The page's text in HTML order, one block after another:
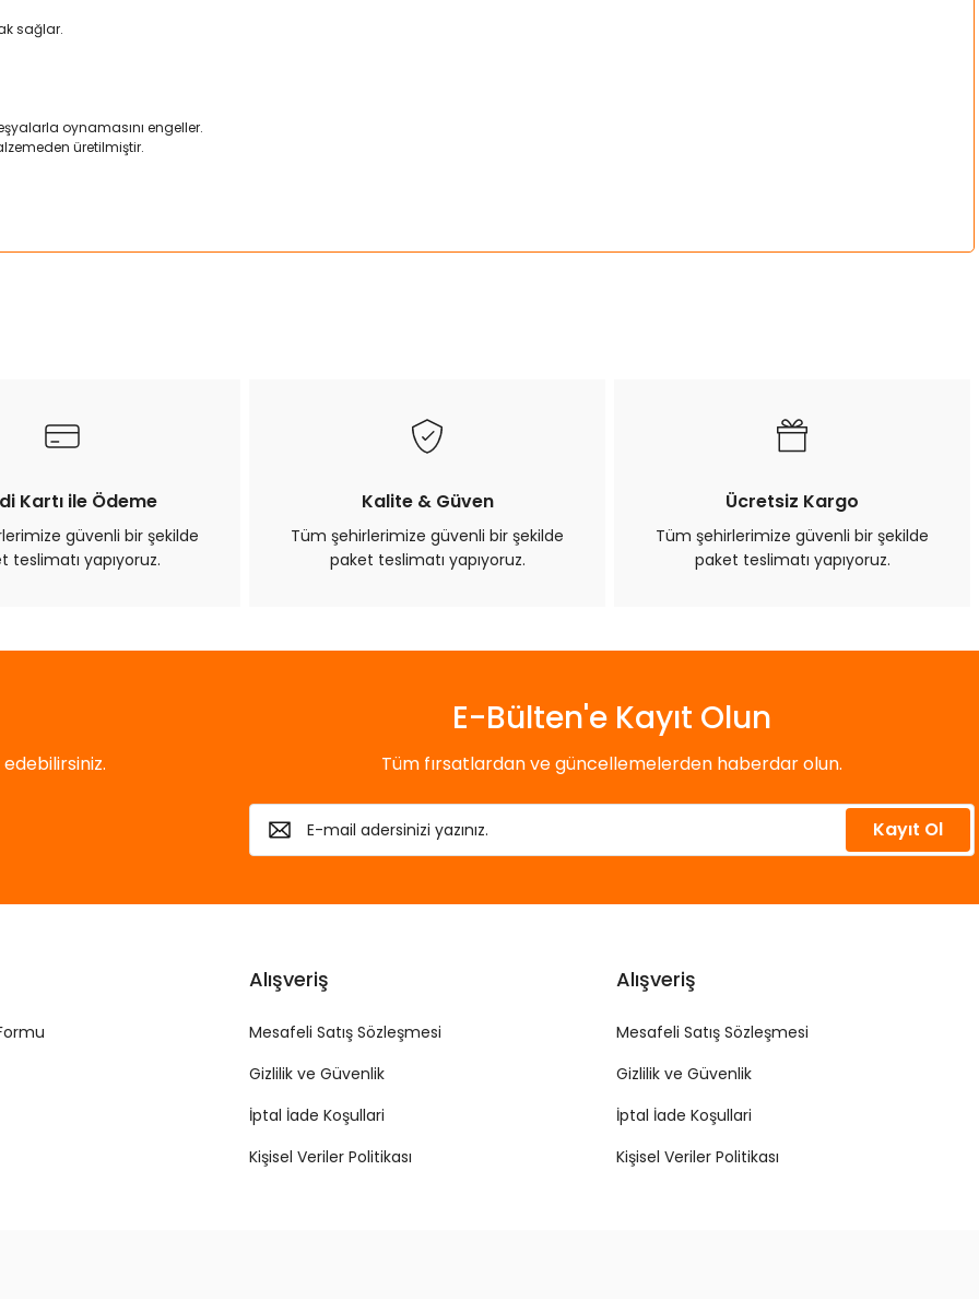
sağlar.
oynamasını engeller.
üretilmiştir.
Kartı ile Ödeme
güvenli bir şekilde
teslimatı yapıyoruz.
Kalite & Güven
Tüm şehirlerimize güvenli bir şekilde
paket teslimatı yapıyoruz.
Ücretsiz Kargo
Tüm şehirlerimize güvenli bir şekilde
paket teslimatı yapıyoruz.
E-Bülten'e Kayıt Olun
Tüm fırsatlardan ve güncellemelerden haberdar olun.
Kayıt Ol
Alışveriş
Mesafeli Satış Sözleşmesi
Gizlilik ve Güvenlik
İptal İade Koşullari
Kişisel Veriler Politikası
Alışveriş
Mesafeli Satış Sözleşmesi
Gizlilik ve Güvenlik
İptal İade Koşullari
Kişisel Veriler Politikası